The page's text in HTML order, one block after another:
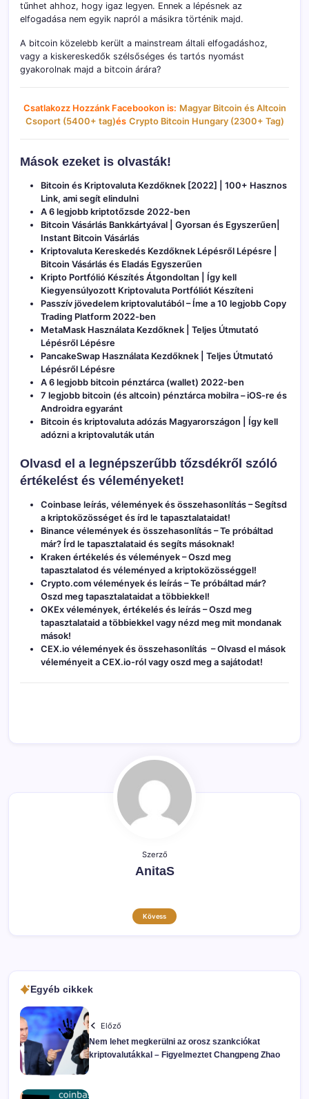
tűnhet ahhoz, hogy igaz legyen. Ennek a lépésnek az
elfogadása nem egyik napról a másikra történik majd.
A bitcoin közelebb került a mainstream általi elfogadáshoz,
vagy a kiskereskedők szélsőséges és tartós nyomást
gyakorolnak majd a bitcoin árára?
Csatlakozz Hozzánk Facebookon is: Magyar Bitcoin és Altcoin
Csoport (5400+ tag)és Crypto Bitcoin Hungary (2300+ Tag)
Mások ezeket is olvasták!
Bitcoin és Kriptovaluta Kezdőknek [2022] | 100+ Hasznos
Link, ami segít elindulni
A 6 legjobb kriptotőzsde 2022-ben
Bitcoin Vásárlás Bankkártyával | Gyorsan és Egyszerűen|
Instant Bitcoin Vásárlás
Kriptovaluta Kereskedés Kezdőknek Lépésről Lépésre |
Bitcoin Vásárlás és Eladás Egyszerűen
Kripto Portfólió Készítés Átgondoltan | Így kell
Kiegyensúlyozott Kriptovaluta Portfóliót Készíteni
Passzív jövedelem kriptovalutából – Íme a 10 legjobb Copy
Trading Platform 2022-ben
MetaMask Használata Kezdőknek | Teljes Útmutató
Lépésről Lépésre
PancakeSwap Használata Kezdőknek | Teljes Útmutató
Lépésről Lépésre
A 6 legjobb bitcoin pénztárca (wallet) 2022-ben
7 legjobb bitcoin (és altcoin) pénztárca mobilra – iOS-re és
Androidra egyaránt
Bitcoin és kriptovaluta adózás Magyarországon | Így kell
adózni a kriptovaluták után
Olvasd el a legnépszerűbb tőzsdékről szóló
értékelést és véleményeket!
Coinbase leírás, vélemények és összehasonlítás – Segítsd
a kriptoközösséget és írd le tapasztalataidat!
Binance vélemények és összehasonlítás – Te próbáltad
már? Írd le tapasztalataid és segíts másoknak!
Kraken értékelés és vélemények – Oszd meg
tapasztalatod és véleményed a kriptoközösséggel!
Crypto.com vélemények és leírás – Te próbáltad már?
Oszd meg tapasztalataidat a többiekkel!
OKEx vélemények, értékelés és leírás – Oszd meg
tapasztalataid a többiekkel vagy nézd meg mit mondanak
mások!
CEX.io vélemények és összehasonlítás – Olvasd el mások
véleményeit a CEX.io-ról vagy oszd meg a sajátodat!
Szerző
AnitaS
Kövess
Egyéb cikkek
Előző
Nem lehet megkerülni az orosz szankciókat
kriptovalutákkal – Figyelmeztet Changpeng Zhao